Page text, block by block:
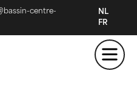
centre-
NL
FR